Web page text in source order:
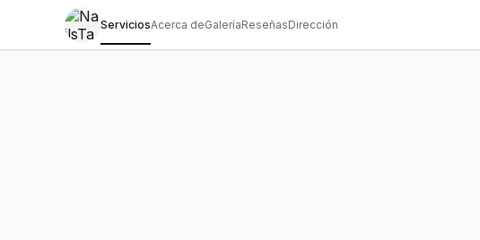
ServiciosAcerca deGaleríaReseñasDirección